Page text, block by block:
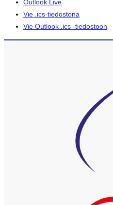
Outlook Live
Vie .ics-tiedostona
Vie Outlook .ics -tiedostoon